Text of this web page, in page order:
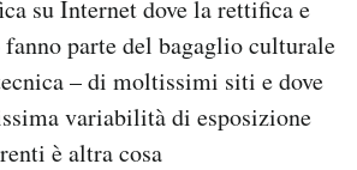
su Internet dove la rettifica e
parte del bagaglio culturale
– di moltissimi siti e dove
variabilità di esposizione
è altra cosa